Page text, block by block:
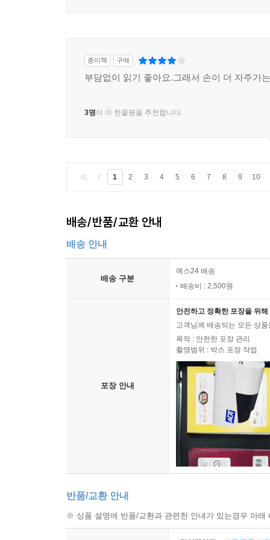
종이책 구매
부담없이 읽기 좋아요.그래서 손이 더 자주가
3명이 이 한줄평을 추천합니다.
1 2 3 4 5 6 7 8 9 10
배송/반품/교환 안내
배송 안내
배송 구분
예스24 배송
배송비 : 2,500원
포장 안내
안전하고 정확한 포장을 위
고객님께 배송되는 모든 상
목적 : 안전한 포장 관리
촬영범위 : 박스 포장 작업
반품/교환 안내
※ 상품 설명에 반품/교환과 관련한 안내가 있는경우 아